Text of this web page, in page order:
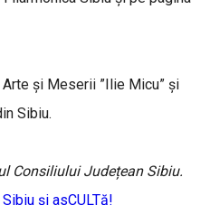
și Meserii ”Ilie Micu” și
Sibiu.
Consiliului Județean Sibiu.
și asCULTă!